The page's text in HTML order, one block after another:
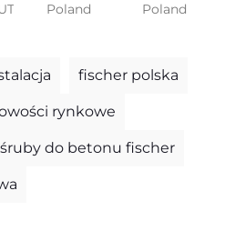
Poland
Poland
fischer polska
rynkowe
śruby do betonu fischer